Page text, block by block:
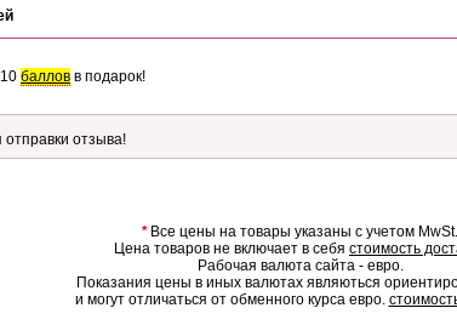
баллов в подарок!
отправки отзыва!
*Все цены на товары указаны с учетом MwSt.
Цена товаров не включает в себя стоимость
Рабочая валюта сайта - евро.
Показания цены в иных валютах являються
и могут отличаться от обменного курса евро.